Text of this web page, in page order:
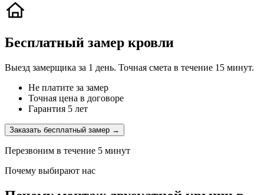
Бесплатный замер кровли
Выезд замерщика за 1 день. Точная смета в течение 15 минут.
Не платите за замер
Точная цена в договоре
Гарантия 5 лет
Заказать бесплатный замер →
Перезвоним в течение 5 минут
Почему выбирают нас